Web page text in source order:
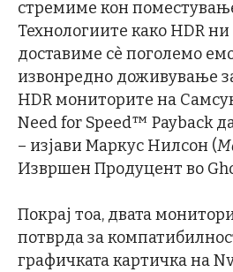
стремиме кон
Технологиите како HDR
доставиме сè поголемо
извонредно доживување
HDR мониторите на
Need for Speed™ Payback
– изјави Маркус Нилсон (
Извршен Продуцент во
Покрај тоа, двата
потврда за
графичката картичка на